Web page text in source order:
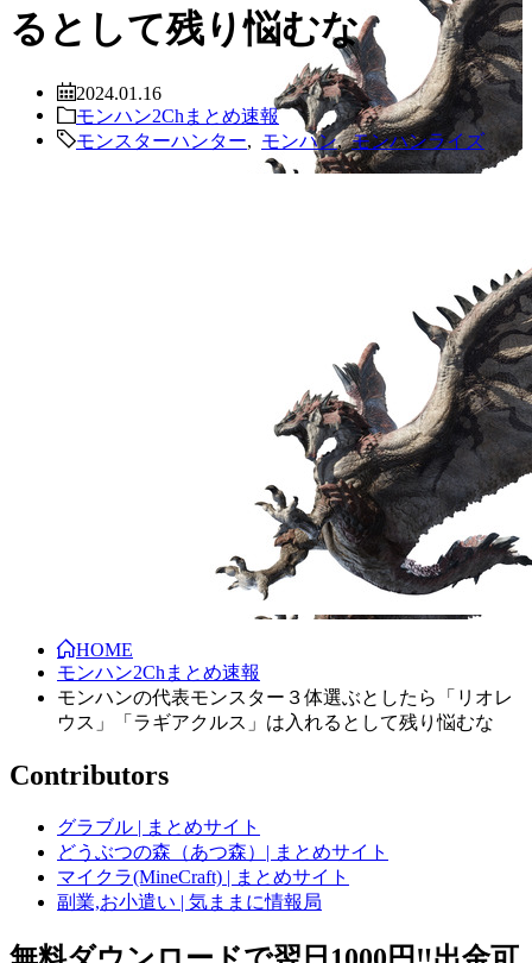
るとして残り悩むな
2024.01.16
モンハン2Chまとめ速報
モンスターハンター
モンハン,モンハンライズ
HOME
モンハン2Chまとめ速報
モンハンの代表モンスター３体選ぶとしたら「リオレ
ウス」「ラギアクルス」は入れるとして残り悩むな
Contributors
グラブル | まとめサイト
どうぶつの森（あつ森）| まとめサイト
マイクラ(MineCraft) | まとめサイト
副業,お小遣い | 気ままに情報局